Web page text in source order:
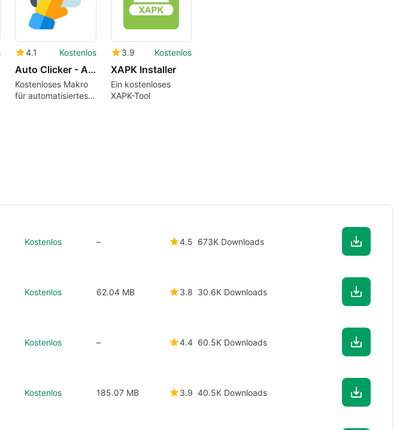
4.1 Kostenlos
Auto Clicker - Automatic tap
Kostenloses Makro
für automatisiertes
3.9 Kostenlos
XAPK Installer
Ein kostenloses
XAPK-Tool
Kostenlos – 4.5 673K Downloads
Kostenlos 62.04 MB 3.8 30.6K Downloads
Kostenlos – 4.4 60.5K Downloads
Kostenlos 185.07 MB 3.9 40.5K Downloads